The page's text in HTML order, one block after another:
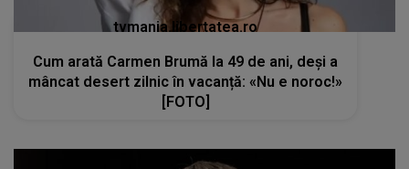
tvmania.libertatea.ro
Cum arată Carmen Brumă la 49 de ani, deși a
mâncat desert zilnic în vacanță: «Nu e noroc!»
[FOTO]